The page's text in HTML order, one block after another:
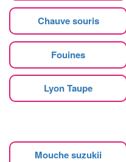
Chauve souris
Fouines
Lyon Taupe
Mouche suzukii